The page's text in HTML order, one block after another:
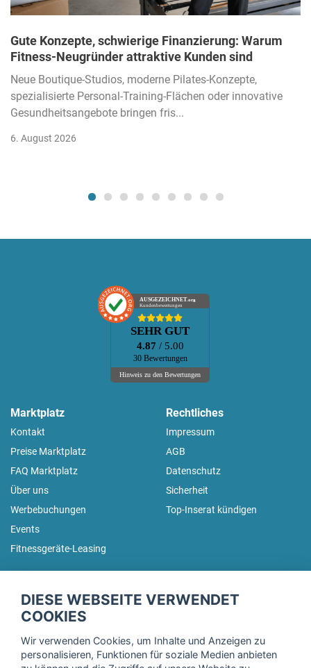
Gute Konzepte, schwierige Finanzierung: Warum
Fitness-Neugründer attraktive Kunden sind
Neue Boutique-Studios, moderne Pilates-Konzepte,
spezialisierte Personal-Training-Flächen oder innovative
Gesundheitsangebote bringen fris...
6. August 2026
AUSGEZEICHNET.org
Kundenbewertungen
SEHR GUT
4.87 / 5.00
30 Bewertungen
Hinweis zu den Bewertungen
Marktplatz
Kontakt
Preise Marktplatz
FAQ Marktplatz
Über uns
Werbebuchungen
Events
Fitnessgeräte-Leasing
Rechtliches
Impressum
AGB
Datenschutz
Sicherheit
Top-Inserat kündigen
Trage dich hier für unseren Newsletter ein und erhalte regelmäßig
DIESE WEBSEITE VERWENDET
COOKIES
Wir verwenden Cookies, um Inhalte und Anzeigen zu
personalisieren, Funktionen für soziale Medien anbieten